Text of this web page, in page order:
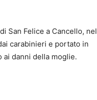
San Felice a Cancello, nel
carabinieri e portato in
ai danni della moglie.